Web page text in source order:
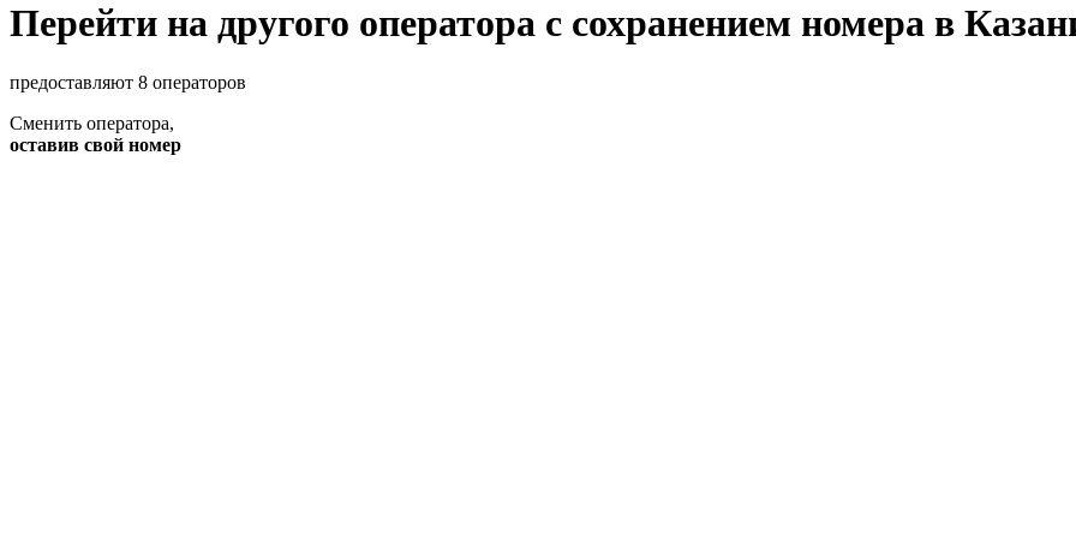
Перейти на другого оператора с сохранением номера в
предоставляют 8 операторов
Сменить оператора,
оставив свой номер